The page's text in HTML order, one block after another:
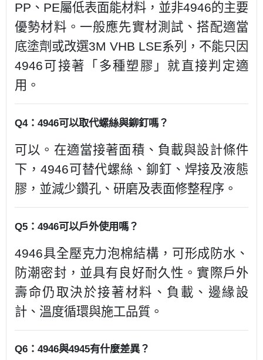
PP、PE屬低表面能材料，並非4946的主要
優勢材料。一般應先實材測試、搭配適當
底塗劑或改選3M VHB LSE系列，不能只因
4946可接著「多種塑膠」就直接判定適
用。
Q4：4946可以取代螺絲與鉚釘嗎？
可以。在適當接著面積、負載與設計條件
下，4946可替代螺絲、鉚釘、焊接及液態
膠，並減少鑽孔、研磨及表面修整程序。
Q5：4946可以戶外使用嗎？
4946具全壓克力泡棉結構，可形成防水、
防潮密封，並具有良好耐久性。實際戶外
壽命仍取決於接著材料、負載、邊緣設
計、溫度循環與施工品質。
Q6：4946與4945有什麼差異？